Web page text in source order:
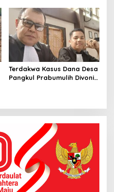
Gelumbang Akan Tempuh
Jalur Hukum
Terdakwa Kasus Dana Desa
Pangkul Prabumulih Divonis